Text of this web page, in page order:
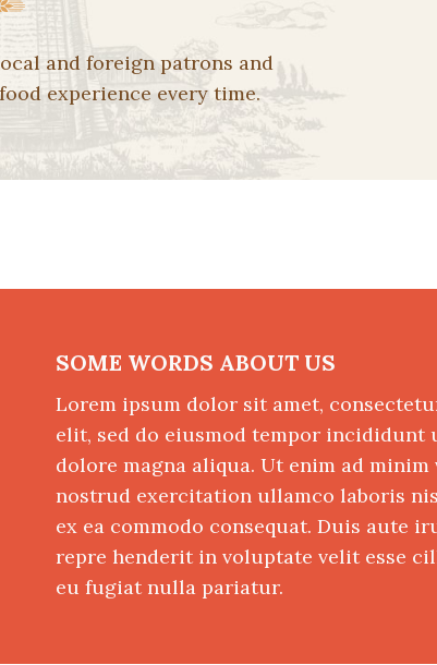
and foreign patrons and
experience every time.
SOME WORDS ABOUT US
Lorem ipsum dolor sit amet,
elit, sed do eiusmod tempor incididunt
dolore magna aliqua. Ut enim ad minim
nostrud exercitation ullamco laboris
ex ea commodo consequat. Duis aute
repre henderit in voluptate velit esse
eu fugiat nulla pariatur.